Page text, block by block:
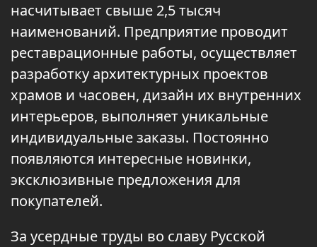
насчитывает свыше 2,5 тысяч
наименований. Предприятие проводит
реставрационные работы, осуществляет
разработку архитектурных проектов
храмов и часовен, дизайн их внутренних
интерьеров, выполняет уникальные
индивидуальные заказы. Постоянно
появляются интересные новинки,
эксклюзивные предложения для
покупателей.
За усердные труды во славу Русской